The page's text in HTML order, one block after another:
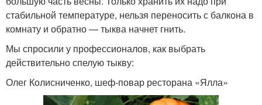
стабильной температуре, нельзя переносить с балкона в
комнату и обратно — тыква начнет гнить.
Мы спросили у профессионалов, как выбрать
действительно спелую тыкву:
Олег Колисниченко, шеф-повар ресторана «Ялла»